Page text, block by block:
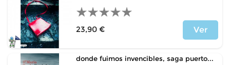
23,90 €
Ver
donde fuimos invencibles, saga puerto...